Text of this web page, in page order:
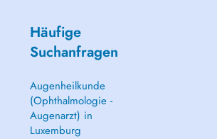
Häufige
Suchanfragen
Augenheilkunde
(Ophthalmologie -
Augenarzt) in
Luxemburg